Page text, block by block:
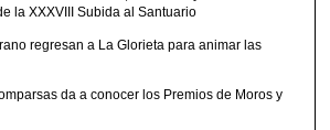
la XXXVIII Subida al Santuario
regresan a La Glorieta para animar las
da a conocer los Premios de Moros y